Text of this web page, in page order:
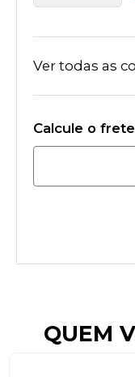
Ver todas as
QUEM